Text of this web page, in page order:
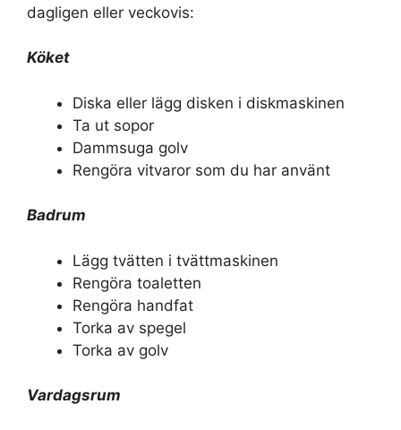
dagligen eller veckovis:
Köket
Diska eller lägg disken i diskmaskinen
Ta ut sopor
Dammsuga golv
Rengöra vitvaror som du har använt
Badrum
Lägg tvätten i tvättmaskinen
Rengöra toaletten
Rengöra handfat
Torka av spegel
Torka av golv
Vardagsrum